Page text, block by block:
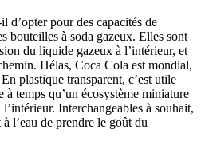
d’opter pour des capacités de
bouteilles à soda gazeux. Elles sont
du liquide gazeux à l’intérieur, et
Hélas, Coca Cola est mondial,
plastique transparent, c’est utile
temps qu’un écosystème miniature
Interchangeables à souhait,
l’eau de prendre le goût du